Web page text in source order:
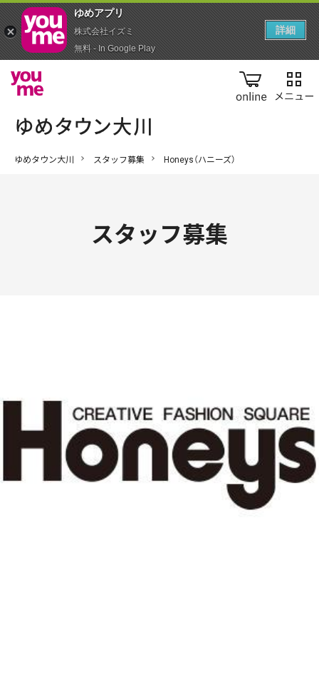
online
ゆめタウン大川 スタッフ募集 Honeys（ハニーズ）
スタッフ募集
ゆめアプ‪リ‬
株式会社イズミ
無料 - In Google Play
詳細